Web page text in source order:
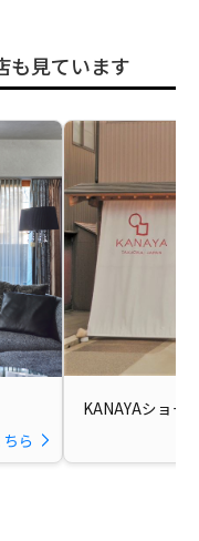
も見ています
ら
KANAYAショー